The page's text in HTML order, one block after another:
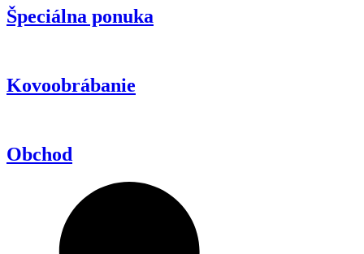
Špeciálna ponuka
Kovoobrábanie
Obchod